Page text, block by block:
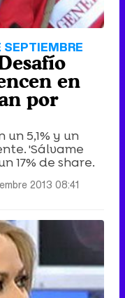
en
por
5,1% y un
'Sálvame
17% de share.
2013 08:41